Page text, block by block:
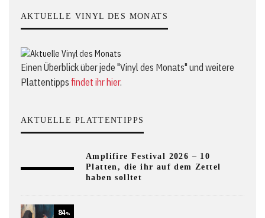
AKTUELLE VINYL DES MONATS
Einen Überblick über jede "Vinyl des Monats" und weitere
Plattentipps findet ihr hier.
AKTUELLE PLATTENTIPPS
Amplifire Festival 2026 – 10
Platten, die ihr auf dem Zettel
haben solltet
84%